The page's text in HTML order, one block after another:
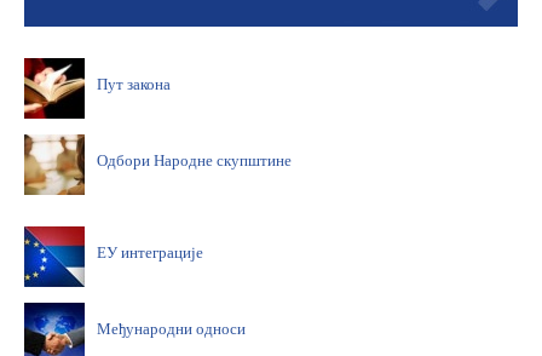
Пут закона
Одбори Народне скупштине
ЕУ интеграције
Међународни односи